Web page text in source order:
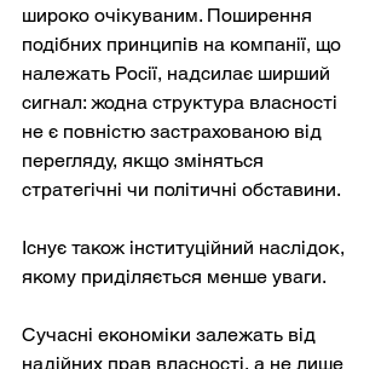
широко очікуваним. Поширення
подібних принципів на компанії, що
належать Росії, надсилає ширший
сигнал: жодна структура власності
не є повністю застрахованою від
перегляду, якщо зміняться
стратегічні чи політичні обставини.
Існує також інституційний наслідок,
якому приділяється менше уваги.
Сучасні економіки залежать від
надійних прав власності, а не лише